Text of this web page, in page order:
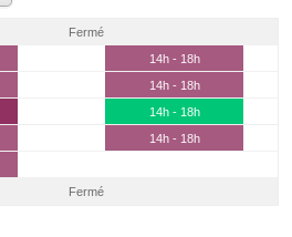
Fermé
14h - 18h
14h - 18h
14h - 18h
14h - 18h
Fermé